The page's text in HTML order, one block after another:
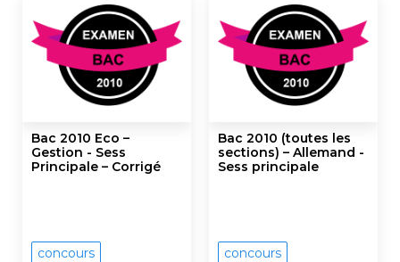
Bac 2010 Eco –
Gestion - Sess
Principale – Corrigé
concours
Bac 2010 (toutes les
sections) – Allemand -
Sess principale
concours